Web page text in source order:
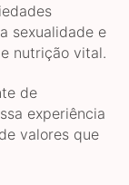
sexualidade e
nutrição vital.
de
experiência
valores que